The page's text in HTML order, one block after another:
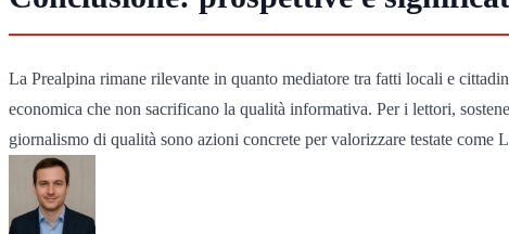
La Prealpina rimane rilevante in quanto mediatore tra fatti locali e
economica che non sacrificano la qualità informativa. Per i lettori,
giornalismo di qualità sono azioni concrete per valorizzare testate come